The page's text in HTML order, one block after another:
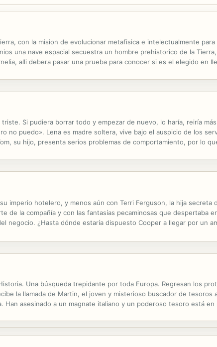
con la mision de evolucionar metafisica e intelectualmente
una nave espacial secuestra un hombre prehistorico de la
alli debera pasar una prueba para conocer si es el elegido en
Si pudiera borrar todo y empezar de nuevo, lo haría, reiría
no puedo». Lena es madre soltera, vive bajo el auspicio de los
su hijo, presenta serios problemas de comportamiento, por lo
imperio hotelero, y menos aún con Terri Ferguson, la hija
de la compañía y con las fantasías pecaminosas que despertaba
negocio. ¿Hasta dónde estaría dispuesto Cooper a llegar por un
Una búsqueda trepidante por toda Europa. Regresan los
la llamada de Martin, el joven y misterioso buscador de
Han asesinado a un magnate italiano y un poderoso tesoro está